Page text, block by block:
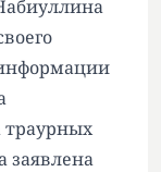
траурных
заявлена